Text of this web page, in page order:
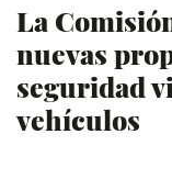
La
nuevas
seguridad
vehículos